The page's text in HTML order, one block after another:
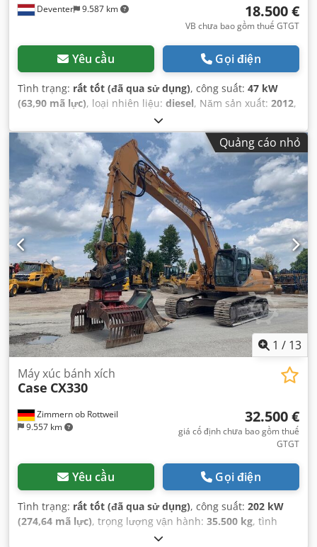
Deventer 9.587 km 18.500 €
VB chưa bao gồm thuế GTGT
Yêu cầu Gọi điện
Tình trạng: rất tốt (đã qua sử dụng), công suất: 47 kW
(63,90 mã lực), loại nhiên liệu: diesel, Năm sản xuất: 2012,
Quảng cáo nhỏ
1 / 13
Zimmern ob Rottweil
9.557 km
Máy xúc bánh xích
Case CX330
32.500 €
giá cố định chưa bao gồm thuế
GTGT
Yêu cầu Gọi điện
Tình trạng: rất tốt (đã qua sử dụng), công suất: 202 kW
(274,64 mã lực), trọng lượng vận hành: 35.500 kg, tình
, Năm sản xuất: